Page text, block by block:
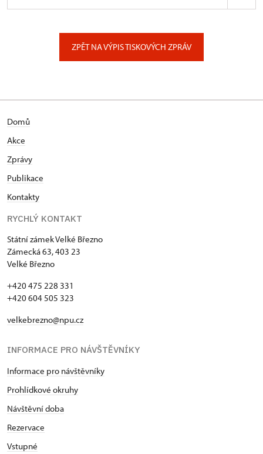
ZPĚT NA VÝPIS TISKOVÝCH ZPRÁV
Domů
Akce
Zprávy
Publikace
Kontakty
RYCHLÝ KONTAKT
Státní zámek Velké Březno
Zámecká 63, 403 23
Velké Březno
+420 475 228 331
+420 604 505 323
velkebrezno@npu.cz
INFORMACE PRO NÁVŠTĚVNÍKY
Informace pro návštěvníky
Prohlídkové okruhy
Návštěvní doba
Rezervace
Vstupné